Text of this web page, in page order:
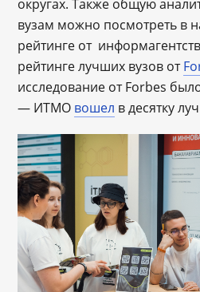
округах. Также общую
вузам можно посмотреть в
рейтинге от
рейтинге лучших вузов от
исследование от Forbes
― ИТМО вошел в десятку